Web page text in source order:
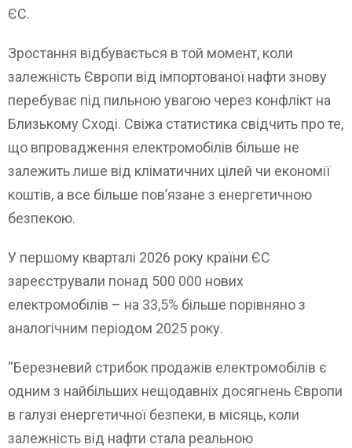
ЄС.
Зростання відбувається в той момент, коли
залежність Європи від імпортованої нафти знову
перебуває під пильною увагою через конфлікт на
Близькому Сході. Свіжа статистика свідчить про те,
що впровадження електромобілів більше не
залежить лише від кліматичних цілей чи економії
коштів, а все більше пов’язане з енергетичною
безпекою.
У першому кварталі 2026 року країни ЄС
зареєстрували понад 500 000 нових
електромобілів – на 33,5% більше порівняно з
аналогічним періодом 2025 року.
“Березневий стрибок продажів електромобілів є
одним з найбільших нещодавніх досягнень Європи
в галузі енергетичної безпеки, в місяць, коли
залежність від нафти стала реальною